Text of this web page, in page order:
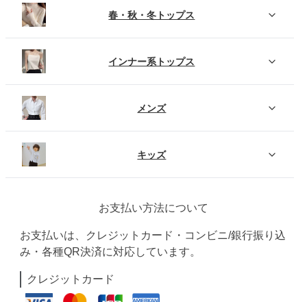
春・秋・冬トップス
インナー系トップス
メンズ
キッズ
お支払い方法について
お支払いは、クレジットカード・コンビニ/銀行振り込
み・各種QR決済に対応しています。
クレジットカード